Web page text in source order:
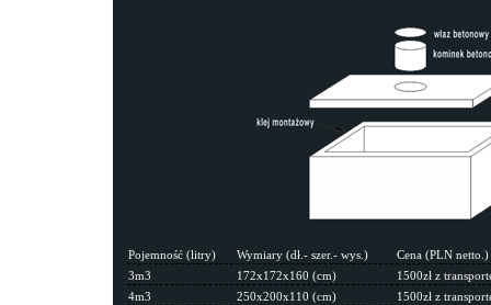
Pojemność (litry) Wymiary (dł.- szer.- wys.)
Cena (PLN netto.)
3m3
172x172x160 (cm)
1500zł z
4m3
250x200x110 (cm)
1500zł z